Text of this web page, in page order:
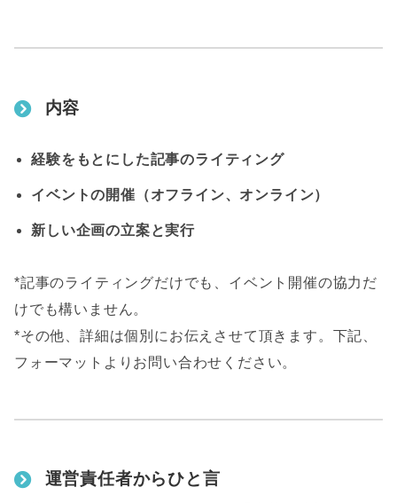
内容
経験をもとにした記事のライティング
イベントの開催（オフライン、オンライン）
新しい企画の立案と実行
*記事のライティングだけでも、イベント開催の協力だ
けでも構いません。
*その他、詳細は個別にお伝えさせて頂きます。下記、
フォーマットよりお問い合わせください。
運営責任者からひと言